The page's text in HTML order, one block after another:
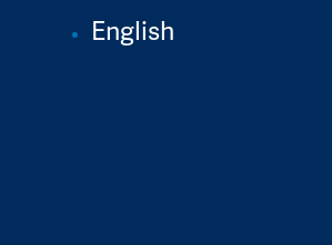
English